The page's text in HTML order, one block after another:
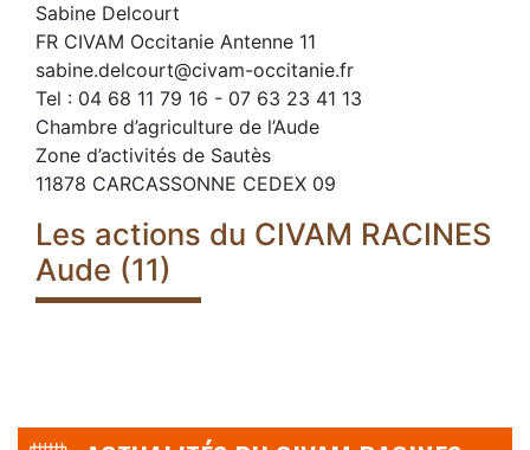
Sabine Delcourt
FR CIVAM Occitanie Antenne 11
sabine.delcourt@civam-occitanie.fr
Tel : 04 68 11 79 16 - 07 63 23 41 13
Chambre d’agriculture de l’Aude
Zone d’activités de Sautès
11878 CARCASSONNE CEDEX 09
Les actions du CIVAM RACINES
Aude (11)